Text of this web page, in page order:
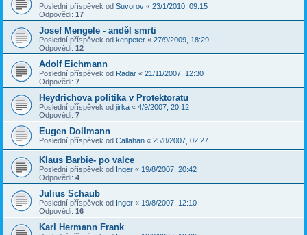
Poslední příspěvek od Suvorov « 23/1/2010, 09:15
Odpovědi: 17
Josef Mengele - anděl smrti
Poslední příspěvek od kenpeter « 27/9/2009, 18:29
Odpovědi: 12
Adolf Eichmann
Poslední příspěvek od Radar « 21/11/2007, 12:30
Odpovědi: 7
Heydrichova politika v Protektoratu
Poslední příspěvek od jirka « 4/9/2007, 20:12
Odpovědi: 7
Eugen Dollmann
Poslední příspěvek od Callahan « 25/8/2007, 02:27
Klaus Barbie- po valce
Poslední příspěvek od Inger « 19/8/2007, 20:42
Odpovědi: 4
Julius Schaub
Poslední příspěvek od Inger « 19/8/2007, 12:10
Odpovědi: 16
Karl Hermann Frank